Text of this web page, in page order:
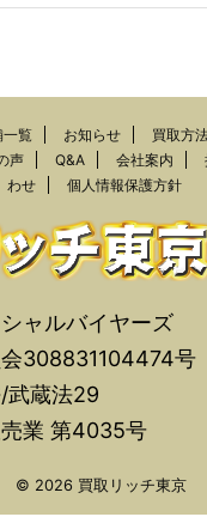
一覧 お知らせ 買取方
声 Q&A 会社案内
わせ
個人情報保護方針
ャルバイヤーズ
308831104474号
武蔵法29
業 第4035号
© 2026 買取リッチ東京